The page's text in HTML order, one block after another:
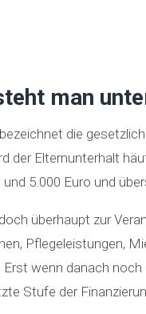
man
die
der Elternunterhalt
5.000 Euro und
überhaupt zur
Pflegeleistungen,
Erst wenn danach
Stufe der